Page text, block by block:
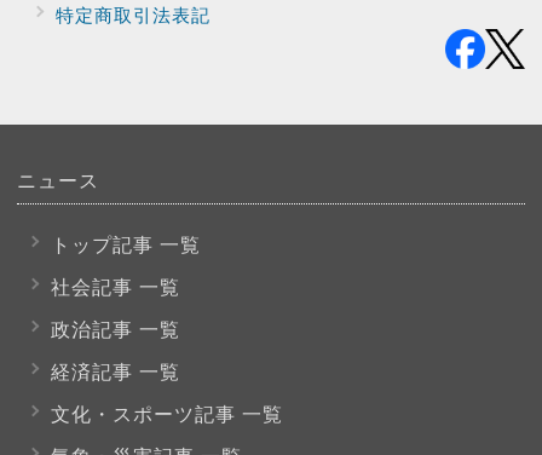
特定商取引法表記
ニュース
トップ記事 一覧
社会記事 一覧
政治記事 一覧
経済記事 一覧
文化・スポーツ記事 一覧